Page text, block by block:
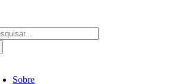
o
conteúdo
Sobre